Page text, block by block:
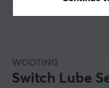
WOOTING
Switch Lube